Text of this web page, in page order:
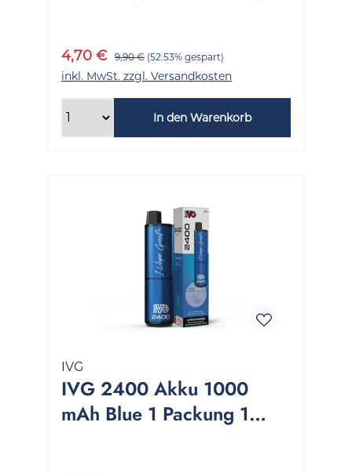
4,70 € 9,90 € (52.53% gespart)
inkl. MwSt. zzgl. Versandkosten
In den Warenkorb
IVG
IVG 2400 Akku 1000
mAh Blue 1 Packung 1